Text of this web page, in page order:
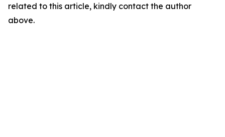
related to this article, kindly contact the author
above.